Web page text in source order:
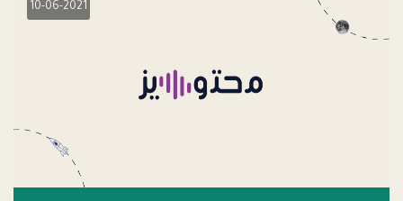
10-06-2021